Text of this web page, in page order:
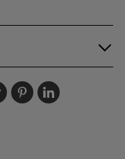
sursur
nous sur
nousnous
Suivez-